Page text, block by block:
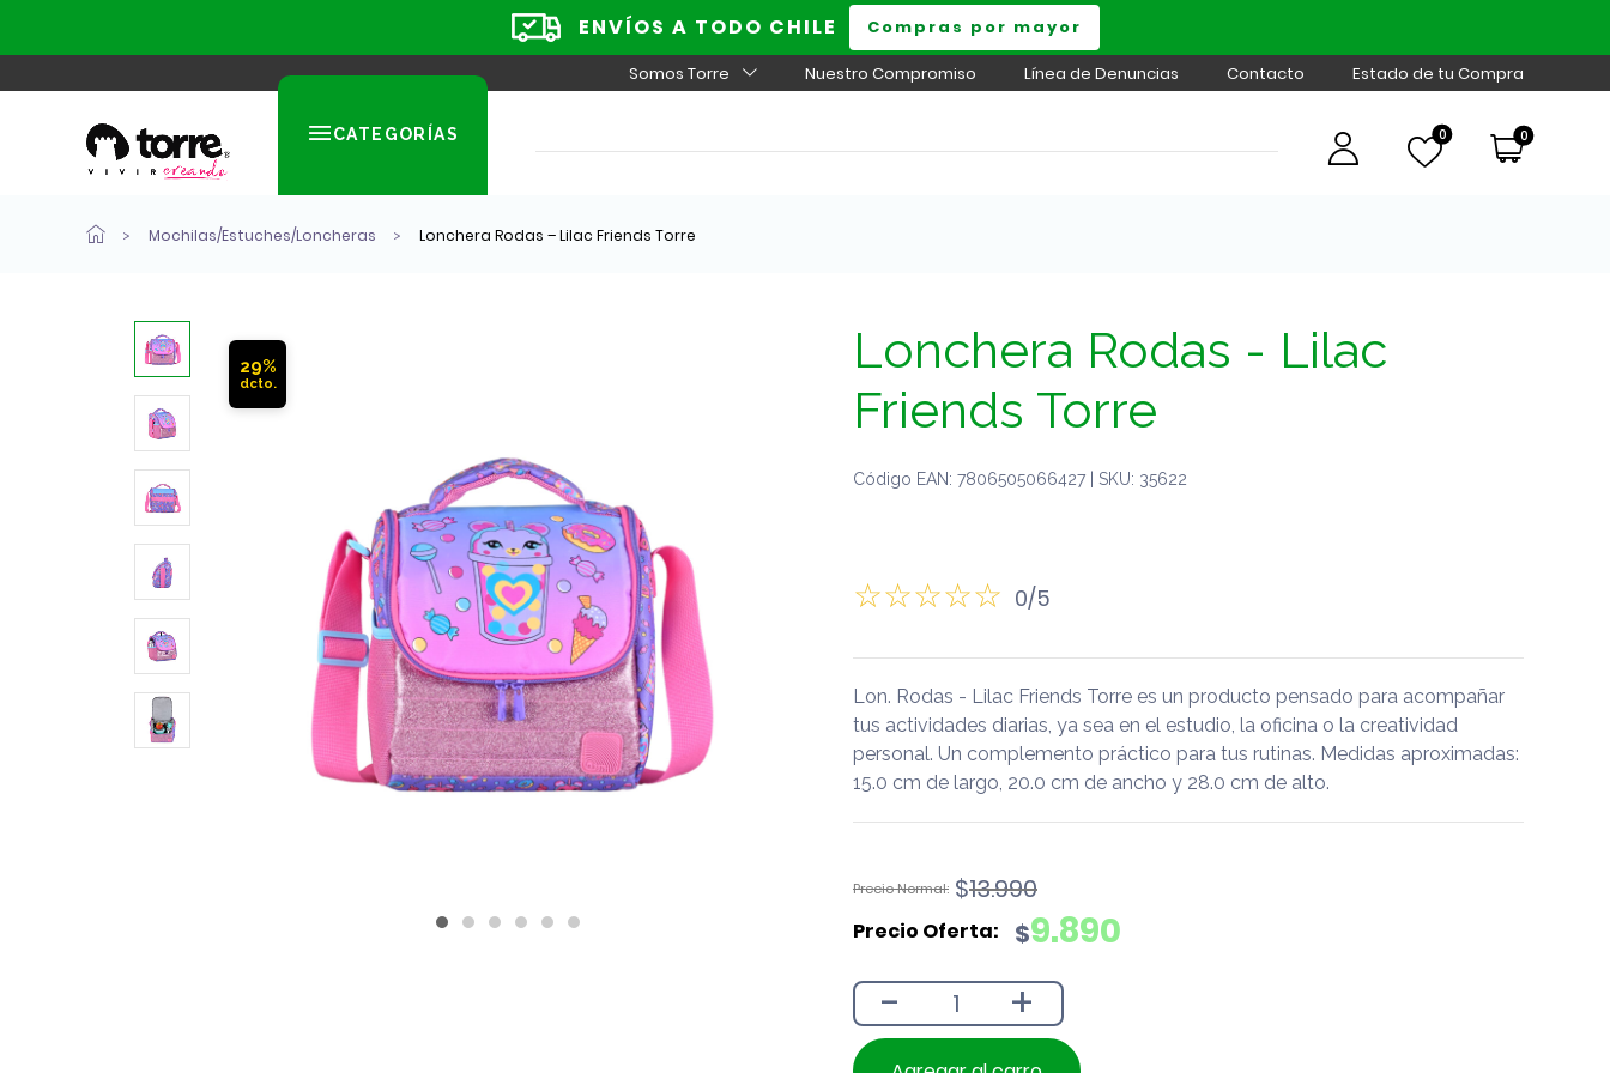
ENVÍOS A TODO CHILE Compras por mayor
Somos Torre Nuestro Compromiso Línea de Denuncias Contacto Estado de tu Compra
CATEGORÍAS 0 0
Mochilas/Estuches/Loncheras Lonchera Rodas – Lilac Friends Torre
29%
Lonchera Rodas - Lilac
Friends Torre
Código EAN: 7806505066427 | SKU: 35622
0/5
Lon. Rodas - Lilac Friends Torre es un producto pensado para acompañar
tus actividades diarias, ya sea en el estudio, la oficina o la creatividad
personal. Un complemento práctico para tus rutinas. Medidas aproximadas:
15.0 cm de largo, 20.0 cm de ancho y 28.0 cm de alto.
$13.990
El
original
$13.990.
$9.890
El
actual
$9.890.
- +